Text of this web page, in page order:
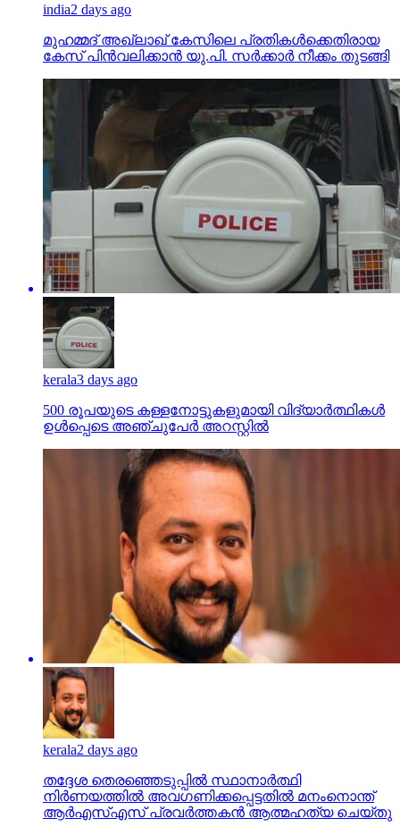
india2 days ago
മുഹമ്മദ് അഖ്‌ലാഖ് കേസിലെ പ്രതികള്‍ക്കെതിരായ
കേസ് പിന്‍വലിക്കാന്‍ യു.പി. സര്‍ക്കാര്‍ നീക്കം തുടങ്ങി
kerala3 days ago
500 രൂപയുടെ കള്ളനോട്ടുകളുമായി വിദ്യാര്‍ത്ഥികള്‍
ഉള്‍പ്പെടെ അഞ്ചുപേര്‍ അറസ്റ്റില്‍
kerala2 days ago
തദ്ദേശ തെരഞ്ഞെടുപ്പില്‍ സ്ഥാനാര്‍ത്ഥി
നിര്‍ണയത്തില്‍ അവഗണിക്കപ്പെട്ടതില്‍ മനംനൊന്ത്
ആര്‍എസ്എസ് പ്രവര്‍ത്തകന്‍ ആത്മഹത്യ ചെയ്തു